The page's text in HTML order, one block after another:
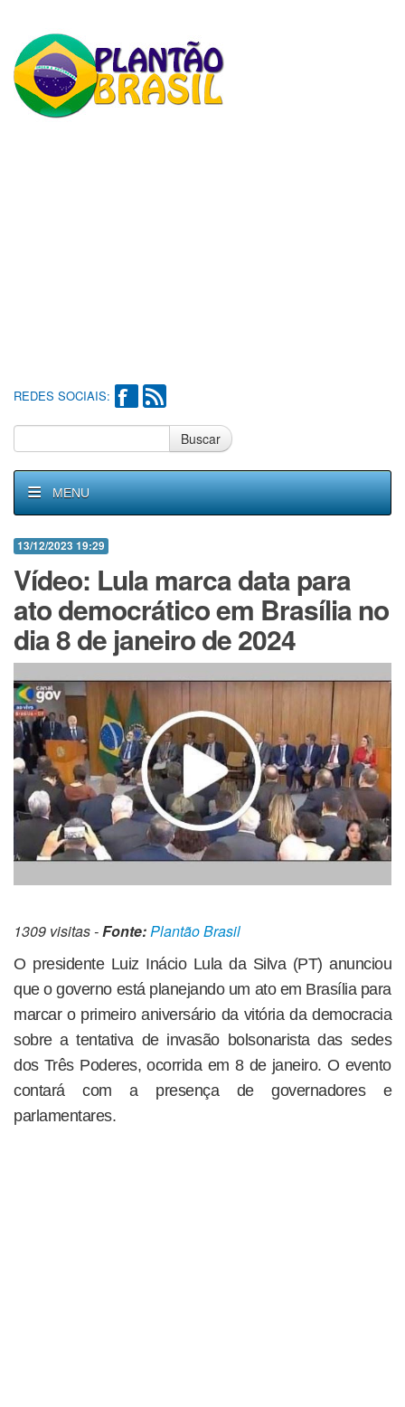
REDES SOCIAIS:
Buscar
MENU
13/12/2023 19:29
Vídeo: Lula marca data para
ato democrático em Brasília no
dia 8 de janeiro de 2024
1309 visitas -Fonte:Plantão Brasil
O presidente Luiz Inácio Lula da Silva (PT) anunciou
que o governo está planejando um ato em Brasília para
marcar o primeiro aniversário da vitória da democracia
sobre a tentativa de invasão bolsonarista das sedes
dos Três Poderes, ocorrida em 8 de janeiro. O evento
contará com a presença de governadores e
parlamentares.